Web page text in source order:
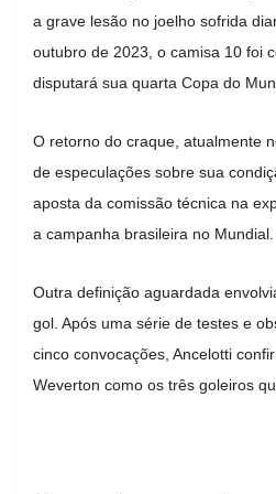
a grave lesão no joelho sofrida
outubro de 2023, o camisa 10 foi
disputará sua quarta Copa do
O retorno do craque, atualmente
de especulações sobre sua
aposta da comissão técnica na
a campanha brasileira no Mundial.
Outra definição aguardada
gol. Após uma série de testes e
cinco convocações, Ancelotti
Weverton como os três goleiros